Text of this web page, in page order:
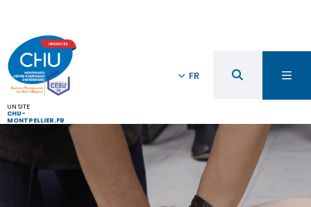
UN SITE
CHU-
MONTPELLIER.FR
FR